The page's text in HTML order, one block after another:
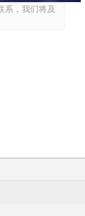
料矛盾，引发
系，我们将及